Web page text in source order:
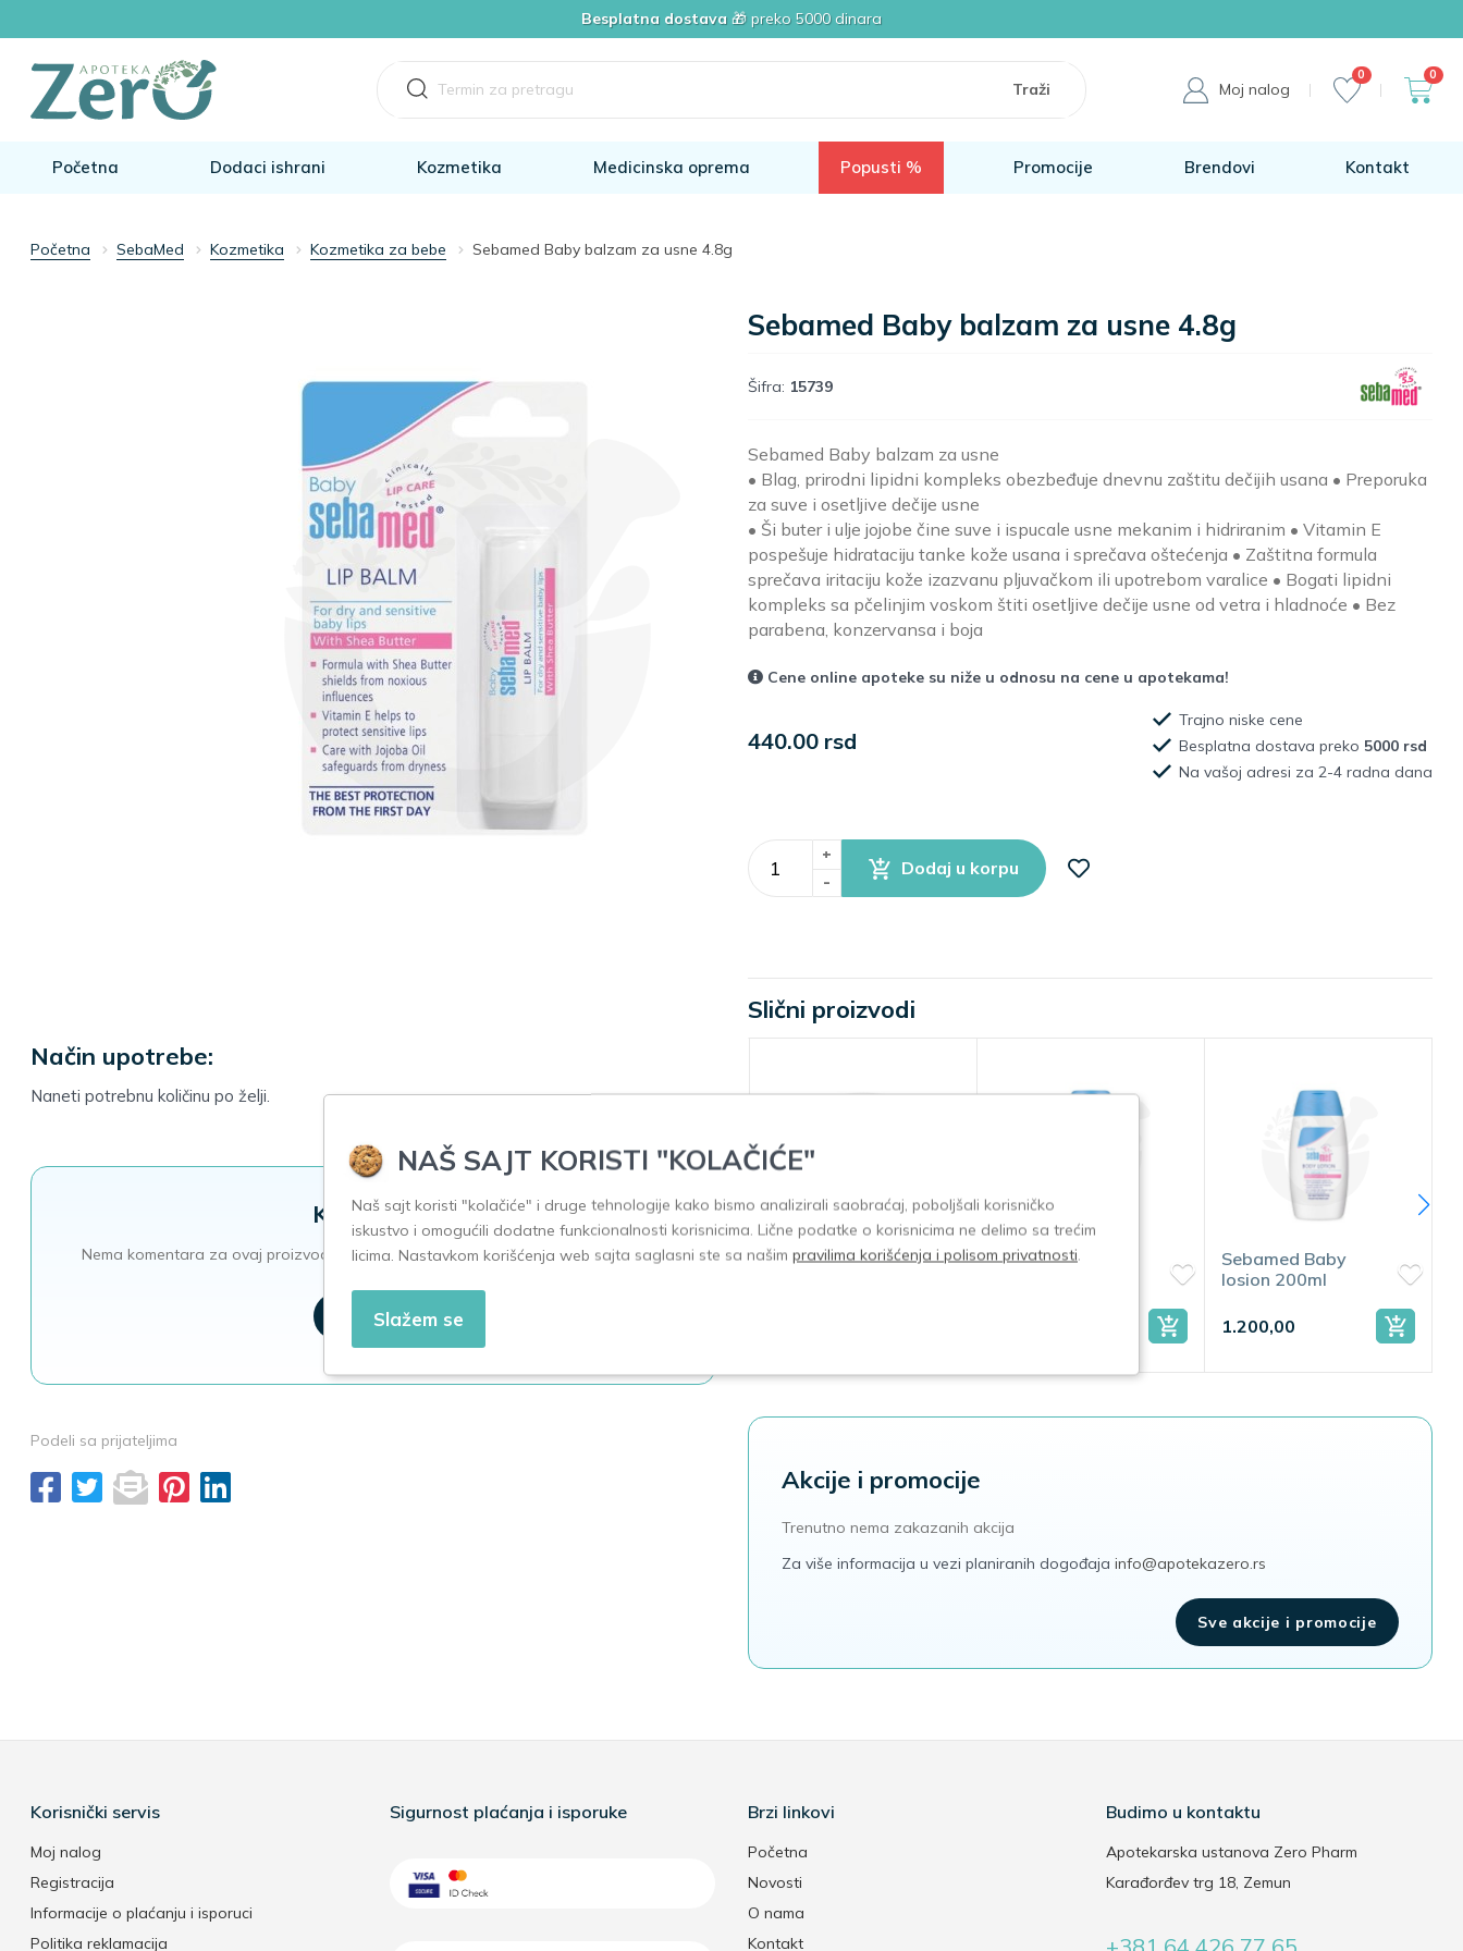
Besplatna dostava🎁 preko 5000 dinara
Moj nalog
0 0
Početna Dodaci ishrani Kozmetika Medicinska oprema Popusti % Promocije Brendovi Kontakt
Početna SebaMed Kozmetika Kozmetika za bebe Sebamed Baby balzam za usne 4.8g
Način upotrebe:
Naneti potrebnu količinu po želji.
Komentari
Nema komentara za ovaj proizvod. Morate biti prijavljeni kako bi poslali komentar!
Prijavi se
Podeli sa prijateljima
Sebamed Baby balzam za usne 4.8g
Šifra: 15739
Sebamed Baby balzam za usne
• Blag, prirodni lipidni kompleks obezbeđuje dnevnu zaštitu dečijih usana • Preporuka
za suve i osetljive dečije usne
• Ši buter i ulje jojobe čine suve i ispucale usne mekanim i hidriranim • Vitamin E
pospešuje hidrataciju tanke kože usana i sprečava oštećenja • Zaštitna formula
sprečava iritaciju kože izazvanu pljuvačkom ili upotrebom varalice • Bogati lipidni
kompleks sa pčelinjim voskom štiti osetljive dečije usne od vetra i hladnoće • Bez
parabena, konzervansa i boja
Cene online apoteke su niže u odnosu na cene u apotekama!
440.00 rsd
Trajno niske cene
Besplatna dostava preko 5000 rsd
Na vašoj adresi za 2-4 radna dana
+
-
Dodaj u korpu
Slični proizvodi
Sebamed Baby
Sebamed Baby
Sebamed Baby
Sebamed Baby
ekstra meka krema
1.080,00
Akcije i promocije
Trenutno nema zakazanih akcija
Za više informacija u vezi planiranih dogođaja info@apotekazero.rs
Sve akcije i promocije
Korisnički servis
Moj nalog
Registracija
Informacije o plaćanju i isporuci
Politika reklamacija
Sigurnost plaćanja i isporuke Brzi linkovi
Početna
Novosti
O nama
Kontakt
Budimo u kontaktu
Apotekarska ustanova Zero Pharm
Karađorđev trg 18, Zemun
NAŠ SAJT KORISTI "KOLAČIĆE"
Naš sajt koristi "kolačiće" i druge tehnologije kako bismo analizirali saobraćaj, poboljšali korisničko
iskustvo i omogućili dodatne funkcionalnosti korisnicima. Lične podatke o korisnicima ne delimo sa trećim
licima. Nastavkom korišćenja web sajta saglasni ste sa našim pravilima korišćenja i polisom privatnosti.
Slažem se